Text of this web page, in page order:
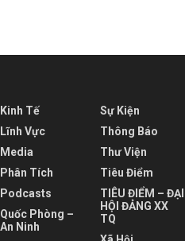
Kinh Tế
Lĩnh Vực
Media
Phân Tích
Podcasts
Quốc Phòng –
An Ninh
Sự Kiện
Thông Báo
Thư Viện
Tiêu Điểm
TIÊU ĐIỂM – ĐẠI
HỘI ĐẢNG XX
TQ